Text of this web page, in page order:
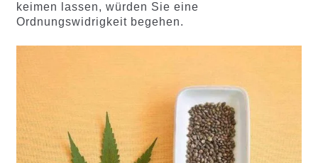
keimen lassen, würden Sie eine
Ordnungswidrigkeit begehen.